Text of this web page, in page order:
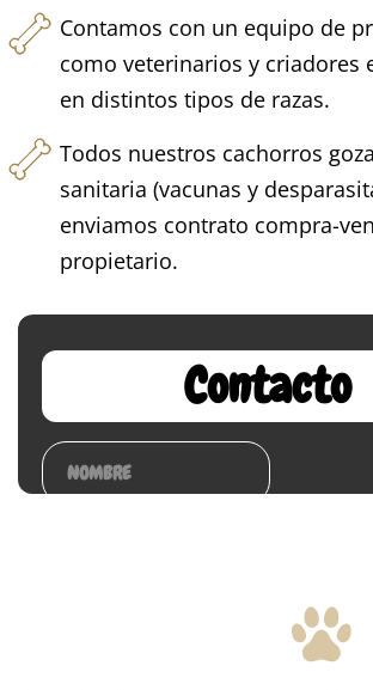
Contamos con un equipo de
como veterinarios y criadores
en distintos tipos de razas.
Todos nuestros cachorros
sanitaria (vacunas y
enviamos contrato compra-
propietario.